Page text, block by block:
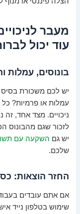
מעבר
עוד יכול
בונוסים,
יש לכם משכורת בסיס
עמלות או פרמיות? כל
ניכויים. מצד אחד,
לזכור שגם מהבונוס
יש גם השקעה עם
שלכם.
החזר הוצאות:
אם אתם עובדים
שימוש בטלפון נייד